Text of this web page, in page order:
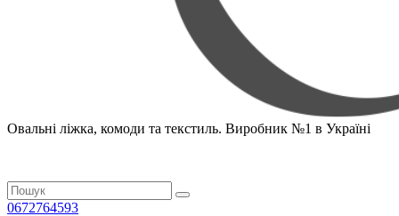
Овальні ліжка, комоди та текстиль. Виробник №1 в Україні
0672764593